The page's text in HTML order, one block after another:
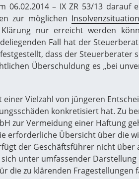
06.02.2014 – IX ZR 53/13
zur möglichen Insolvenzsituation
nur erreicht werden
Fall hat der
dass der
Überschuldung es „bei
Vielzahl von jüngeren
konkretisiert hat. Zu
zur Vermeidung einer Haftung
erforderliche Übersicht über die
der Geschäftsführer nicht
unter umfassender
die zu klärenden